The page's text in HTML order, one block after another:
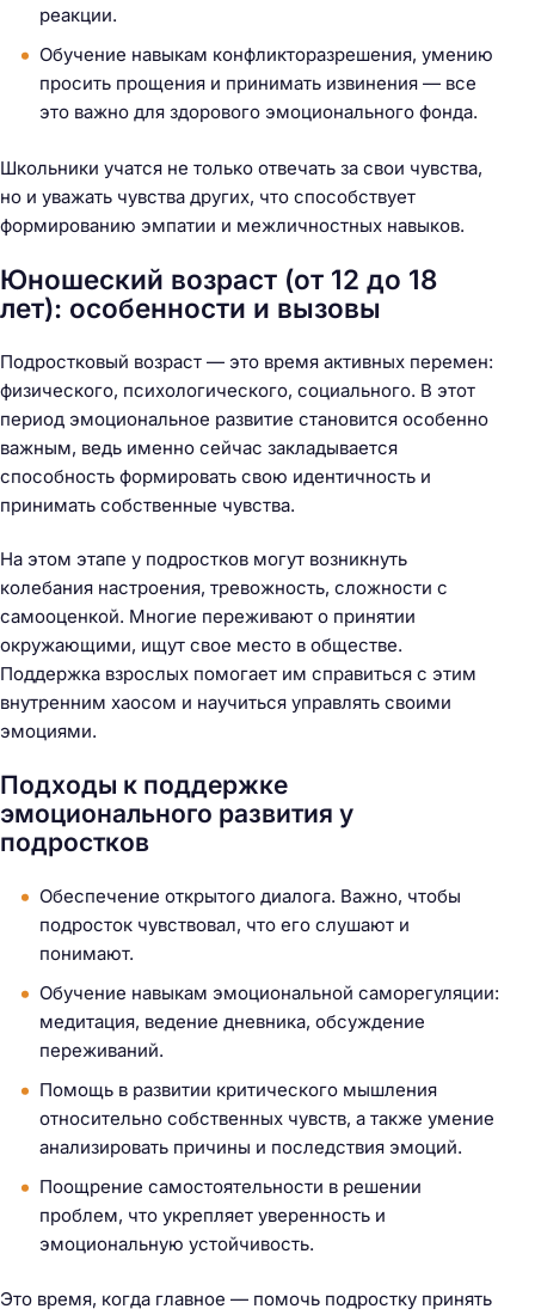
реакции.
Обучение навыкам конфликторазрешения, умению
просить прощения и принимать извинения — все
это важно для здорового эмоционального фонда.
Школьники учатся не только отвечать за свои чувства,
но и уважать чувства других, что способствует
формированию эмпатии и межличностных навыков.
Юношеский возраст (от 12 до 18
лет): особенности и вызовы
Подростковый возраст — это время активных перемен:
физического, психологического, социального. В этот
период эмоциональное развитие становится особенно
важным, ведь именно сейчас закладывается
способность формировать свою идентичность и
принимать собственные чувства.
На этом этапе у подростков могут возникнуть
колебания настроения, тревожность, сложности с
самооценкой. Многие переживают о принятии
окружающими, ищут свое место в обществе.
Поддержка взрослых помогает им справиться с этим
внутренним хаосом и научиться управлять своими
эмоциями.
Подходы к поддержке
эмоционального развития у
подростков
Обеспечение открытого диалога. Важно, чтобы
подросток чувствовал, что его слушают и
понимают.
Обучение навыкам эмоциональной саморегуляции:
медитация, ведение дневника, обсуждение
переживаний.
Помощь в развитии критического мышления
относительно собственных чувств, а также умение
анализировать причины и последствия эмоций.
Поощрение самостоятельности в решении
проблем, что укрепляет уверенность и
эмоциональную устойчивость.
Это время, когда главное — помочь подростку принять